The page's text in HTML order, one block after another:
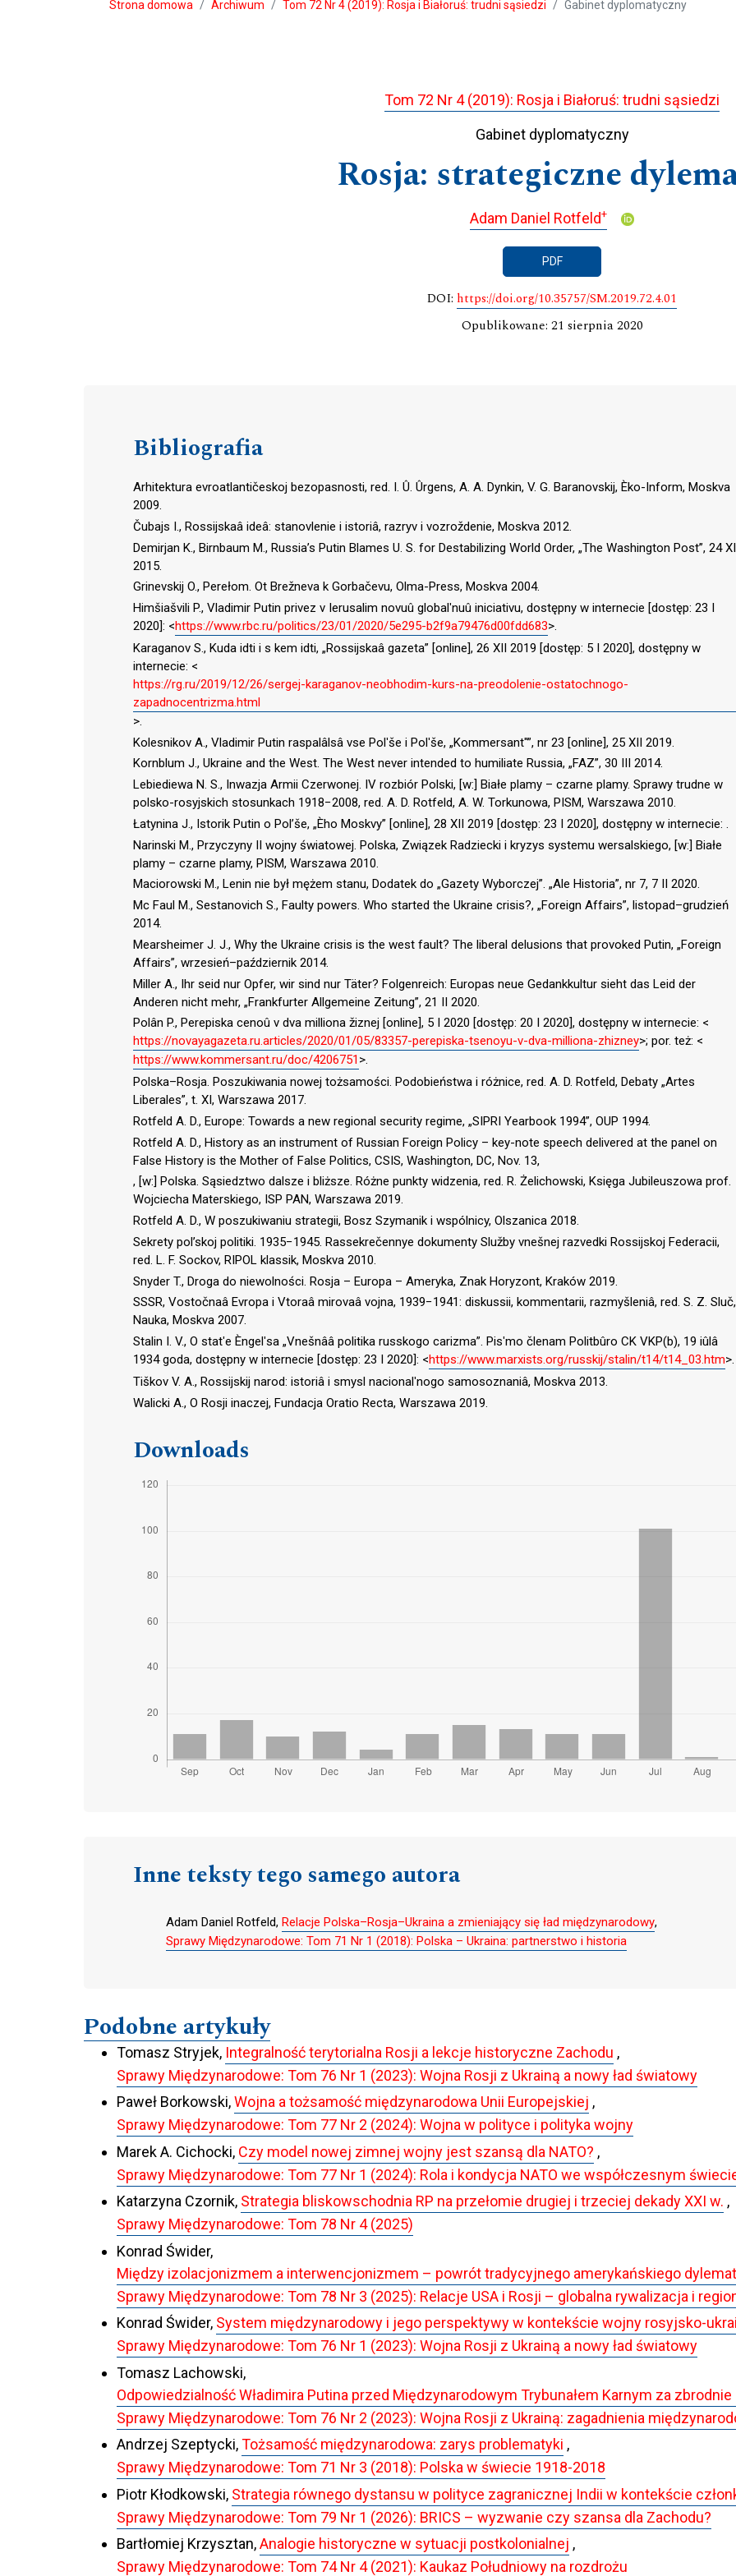
Strona domowa Archiwum Tom 72 Nr 4 (2019): Rosja i Białoruś: trudni sąsiedzi Gabinet dyplomatyczny
Tom 72 Nr 4 (2019): Rosja i Białoruś: trudni sąsiedzi
Gabinet dyplomatyczny
Rosja: strategiczne
Adam Daniel Rotfeld+
PDF
DOI: https://doi.org/10.35757/SM.2019.72.4.01
Opublikowane: 21 sierpnia 2020
Bibliografia
Arhitektura evroatlantičeskoj bezopasnosti, red. I. Û. Ûrgens, A. A. Dynkin, V. G. Baranovskij, Èko-Inform, Moskva
2009.
Čubajs I., Rossijskaâ ideâ: stanovlenie i istoriâ, razryv i vozroždenie, Moskva 2012.
Demirjan K., Birnbaum M., Russia’s Putin Blames U. S. for Destabilizing World Order, „The Washington Post”, 24 XI
2015.
Grinevskij O., Perełom. Ot Brežneva k Gorbačevu, Olma-Press, Moskva 2004.
Himšiašvili P., Vladimir Putin privez v Ierusalim novuû globalʹnuû iniciativu, dostępny w internecie [dostęp: 23 I
2020]: <https://www.rbc.ru/politics/23/01/2020/5e295-b2f9a79476d00fdd683>.
Karaganov S., Kuda idti i s kem idti, „Rossijskaâ gazeta” [online], 26 XII 2019 [dostęp: 5 I 2020], dostępny w
internecie: <
https://rg.ru/2019/12/26/sergej-karaganov-neobhodim-kurs-na-preodolenie-ostatochnogo-
zapadnocentrizma.html
>.
Kolesnikov A., Vladimir Putin raspalâlsâ vse Polʹše i Polʹše, „Kommersant"”, nr 23 [online], 25 XII 2019.
Kornblum J., Ukraine and the West. The West never intended to humiliate Russia, „FAZ”, 30 III 2014.
Lebiediewa N. S., Inwazja Armii Czerwonej. IV rozbiór Polski, [w:] Białe plamy – czarne plamy. Sprawy trudne w
polsko-rosyjskich stosunkach 1918−2008, red. A. D. Rotfeld, A. W. Torkunowa, PISM, Warszawa 2010.
Łatynina J., Istorik Putin o Pol’še, „Èho Moskvy” [online], 28 XII 2019 [dostęp: 23 I 2020], dostępny w internecie: .
Narinski M., Przyczyny II wojny światowej. Polska, Związek Radziecki i kryzys systemu wersalskiego, [w:] Białe
plamy – czarne plamy, PISM, Warszawa 2010.
Maciorowski M., Lenin nie był mężem stanu, Dodatek do „Gazety Wyborczej”. „Ale Historia”, nr 7, 7 II 2020.
Mc Faul M., Sestanovich S., Faulty powers. Who started the Ukraine crisis?, „Foreign Affairs”, listopad–grudzień
2014.
Mearsheimer J. J., Why the Ukraine crisis is the west fault? The liberal delusions that provoked Putin, „Foreign
Affairs”, wrzesień–październik 2014.
Miller A., Ihr seid nur Opfer, wir sind nur Täter? Folgenreich: Europas neue Gedankkultur sieht das Leid der
Anderen nicht mehr, „Frankfurter Allgemeine Zeitung”, 21 II 2020.
Polân P., Perepiska cenoû v dva milliona žiznej [online], 5 I 2020 [dostęp: 20 I 2020], dostępny w internecie: <
https://novayagazeta.ru.articles/2020/01/05/83357-perepiska-tsenoyu-v-dva-milliona-zhizney>; por. też: <
https://www.kommersant.ru/doc/4206751 >.
Polska–Rosja. Poszukiwania nowej tożsamości. Podobieństwa i różnice, red. A. D. Rotfeld, Debaty „Artes
Liberales”, t. XI, Warszawa 2017.
Rotfeld A. D., Europe: Towards a new regional security regime, „SIPRI Yearbook 1994”, OUP 1994.
Rotfeld A. D., History as an instrument of Russian Foreign Policy – key-note speech delivered at the panel on
False History is the Mother of False Politics, CSIS, Washington, DC, Nov. 13,
, [w:] Polska. Sąsiedztwo dalsze i bliższe. Różne punkty widzenia, red. R. Żelichowski, Księga Jubileuszowa prof.
Wojciecha Materskiego, ISP PAN, Warszawa 2019.
Rotfeld A. D., W poszukiwaniu strategii, Bosz Szymanik i wspólnicy, Olszanica 2018.
Sekrety pol’skoj politiki. 1935−1945. Rassekrečennye dokumenty Služby vnešnej razvedki Rossijskoj Federacii,
red. L. F. Sockov, RIPOL klassik, Moskva 2010.
Snyder T., Droga do niewolności. Rosja – Europa – Ameryka, Znak Horyzont, Kraków 2019.
SSSR, Vostočnaâ Evropa i Vtoraâ mirovaâ vojna, 1939−1941: diskussii, kommentarii, razmyšleniâ, red. S. Z. Sluč,
Nauka, Moskva 2007.
Stalin I. V., O statʹe Èngelʹsa „Vnešnââ politika russkogo carizma”. Pisʹmo členam Politbûro CK VKP(b), 19 iûlâ
1934 goda, dostępny w internecie [dostęp: 23 I 2020]: <https://www.marxists.org/russkij/stalin/t14/t14_03.htm>.
Tiškov V. A., Rossijskij narod: istoriâ i smysl nacionalʹnogo samosoznaniâ, Moskva 2013.
Walicki A., O Rosji inaczej, Fundacja Oratio Recta, Warszawa 2019.
Downloads
Inne teksty tego samego autora
Adam Daniel Rotfeld, Relacje Polska–Rosja–Ukraina a zmieniający się ład międzynarodowy,
Sprawy Międzynarodowe: Tom 71 Nr 1 (2018): Polska – Ukraina: partnerstwo i historia
Podobne artykuły
Tomasz Stryjek, Integralność terytorialna Rosji a lekcje historyczne Zachodu ,
Sprawy Międzynarodowe: Tom 76 Nr 1 (2023): Wojna Rosji z Ukrainą a nowy ład światowy
Paweł Borkowski,Wojna a tożsamość międzynarodowa Unii Europejskiej ,
Sprawy Międzynarodowe: Tom 77 Nr 2 (2024): Wojna w polityce i polityka wojny
Marek A. Cichocki, Czy model nowej zimnej wojny jest szansą dla NATO? ,
Sprawy Międzynarodowe: Tom 77 Nr 1 (2024): Rola i kondycja NATO we współczesnym
Katarzyna Czornik, Strategia bliskowschodnia RP na przełomie drugiej i trzeciej dekady XXI w. ,
Sprawy Międzynarodowe: Tom 78 Nr 4 (2025)
Konrad Świder,
Między izolacjonizmem a interwencjonizmem – powrót tradycyjnego amerykańskiego
Sprawy Międzynarodowe: Tom 78 Nr 3 (2025): Relacje USA i Rosji – globalna rywalizacja i
Konrad Świder, System międzynarodowy i jego perspektywy w kontekście wojny rosyjsko-
Sprawy Międzynarodowe: Tom 76 Nr 1 (2023): Wojna Rosji z Ukrainą a nowy ład światowy
Tomasz Lachowski,
Odpowiedzialność Władimira Putina przed Międzynarodowym Trybunałem Karnym za
Sprawy Międzynarodowe: Tom 76 Nr 2 (2023): Wojna Rosji z Ukrainą: zagadnienia
Andrzej Szeptycki,Tożsamość międzynarodowa: zarys problematyki ,
Sprawy Międzynarodowe: Tom 71 Nr 3 (2018): Polska w świecie 1918-2018
Piotr Kłodkowski, Strategia równego dystansu w polityce zagranicznej Indii w kontekście
Sprawy Międzynarodowe: Tom 79 Nr 1 (2026): BRICS – wyzwanie czy szansa dla Zachodu?
Bartłomiej Krzysztan,Analogie historyczne w sytuacji postkolonialnej ,
Sprawy Międzynarodowe: Tom 74 Nr 4 (2021): Kaukaz Południowy na rozdrożu